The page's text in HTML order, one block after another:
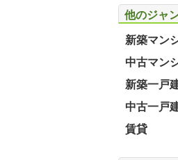
他のジャ
新築マン
中古マン
新築一戸
中古一戸
賃貸